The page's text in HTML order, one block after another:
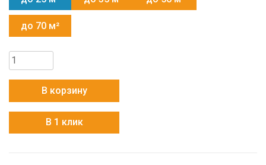
до 70 м²
Количество
товара
FeRRUM
FIS09A3/FOS09A3
В корзину
В 1 клик